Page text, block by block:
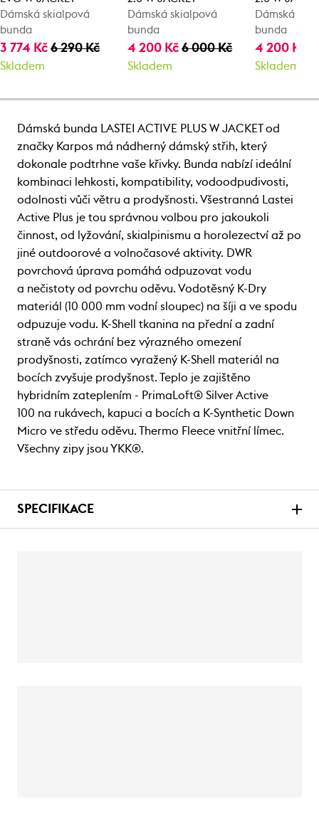
Dámská skialpová
bunda
3 774 Kč 6 290 Kč
Skladem
Dámská skialpová
bunda
4 200 Kč6 000 Kč
Skladem
Dámská
bunda
4 200 Kč
Skladem
Dámská bunda LASTEI ACTIVE PLUS W JACKET od
značky Karpos má nádherný dámský střih, který
dokonale podtrhne vaše křivky. Bunda nabízí ideální
kombinaci lehkosti, kompatibility, vodoodpudivosti,
odolnosti vůči větru a prodyšnosti. Všestranná Lastei
Active Plus je tou správnou volbou pro jakoukoli
činnost, od lyžování, skialpinismu a horolezectví až po
jiné outdoorové a volnočasové aktivity. DWR
povrchová úprava pomáhá odpuzovat vodu
a nečistoty od povrchu oděvu. Vodotěsný K-Dry
materiál (10 000 mm vodní sloupec) na šíji a ve spodu
odpuzuje vodu. K-Shell tkanina na přední a zadní
straně vás ochrání bez výrazného omezení
prodyšnosti, zatímco vyražený K-Shell materiál na
bocích zvyšuje prodyšnost. Teplo je zajištěno
hybridním zateplením - PrimaLoft® Silver Active
100 na rukávech, kapuci a bocích a K-Synthetic Down
Micro ve středu oděvu. Thermo Fleece vnitřní límec.
Všechny zipy jsou YKK®.
SPECIFIKACE